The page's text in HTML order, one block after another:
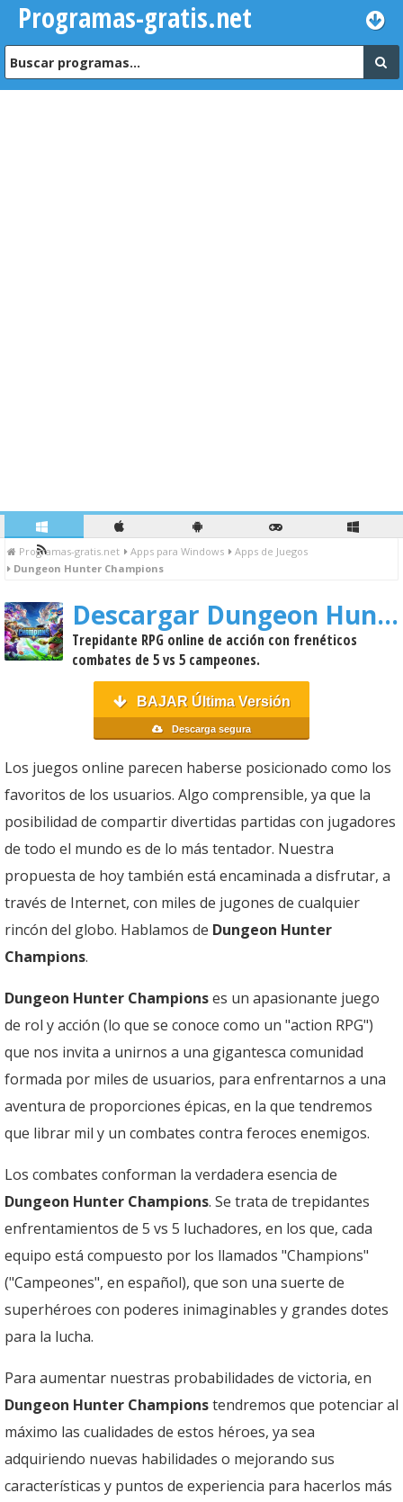
Programas-gratis.net
Programas-gratis.net Apps para Windows
Apps de Juegos
Dungeon Hunter Champions
Descargar Dungeon Hunter Champions
Trepidante RPG online de acción con frenéticos
combates de 5 vs 5 campeones.
BAJAR Última Versión
Descarga segura
Los juegos online parecen haberse posicionado como los
favoritos de los usuarios. Algo comprensible, ya que la
posibilidad de compartir divertidas partidas con jugadores
de todo el mundo es de lo más tentador. Nuestra
propuesta de hoy también está encaminada a disfrutar, a
través de Internet, con miles de jugones de cualquier
rincón del globo. Hablamos de Dungeon Hunter
Champions.
Dungeon Hunter Championses un apasionante juego
de rol y acción (lo que se conoce como un "action RPG")
que nos invita a unirnos a una gigantesca comunidad
formada por miles de usuarios, para enfrentarnos a una
aventura de proporciones épicas, en la que tendremos
que librar mil y un combates contra feroces enemigos.
Los combates conforman la verdadera esencia de
Dungeon Hunter Champions. Se trata de trepidantes
enfrentamientos de 5 vs 5 luchadores, en los que, cada
equipo está compuesto por los llamados "Champions"
("Campeones", en español), que son una suerte de
superhéroes con poderes inimaginables y grandes dotes
para la lucha.
Para aumentar nuestras probabilidades de victoria, en
Dungeon Hunter Championstendremos que potenciar al
máximo las cualidades de estos héroes, ya sea
adquiriendo nuevas habilidades o mejorando sus
características y puntos de experiencia para hacerlos más